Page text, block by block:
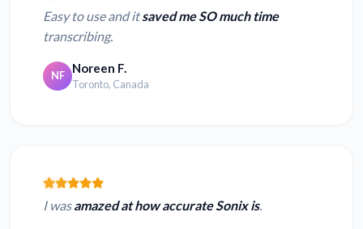
Easy to use and itsaved me SO much time
transcribing.
NF Noreen F.
Toronto, Canada
I wasamazed at how accurate Sonix is.